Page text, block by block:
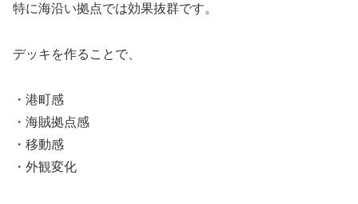
特に海沿い拠点では効果抜群です。
デッキを作ることで、
・港町感
・海賊拠点感
・移動感
・外観変化